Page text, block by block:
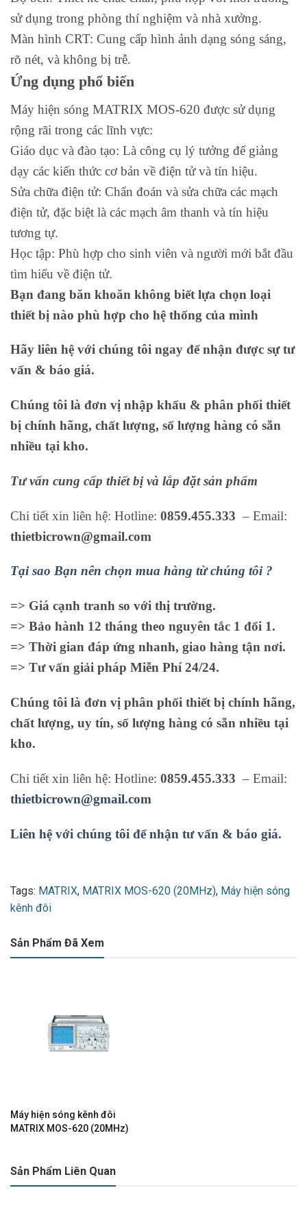
sử dụng trong phòng thí nghiệm và nhà xưởng.
Màn hình CRT: Cung cấp hình ảnh dạng sóng sáng,
rõ nét, và không bị trễ.
Ứng dụng phổ biến
Máy hiện sóng MATRIX MOS-620 được sử dụng
rộng rãi trong các lĩnh vực:
Giáo dục và đào tạo: Là công cụ lý tưởng để giảng
dạy các kiến thức cơ bản về điện tử và tín hiệu.
Sửa chữa điện tử: Chẩn đoán và sửa chữa các mạch
điện tử, đặc biệt là các mạch âm thanh và tín hiệu
tương tự.
Học tập: Phù hợp cho sinh viên và người mới bắt đầu
tìm hiểu về điện tử.
Bạn đang băn khoăn không biết lựa chọn loại
thiết bị nào phù hợp cho hệ thống của mình
Hãy liên hệ với chúng tôi ngay để nhận được sự tư
vấn & báo giá.
Chúng tôi là đơn vị nhập khẩu & phân phối thiết
bị chính hãng, chất lượng, số lượng hàng có sẵn
nhiều tại kho.
Tư vấn cung cấp thiết bị và lắp đặt sản phẩm
Chi tiết xin liên hệ: Hotline: 0859.455.333 – Email:
thietbicrown@gmail.com
Tại sao Bạn nên chọn mua hàng từ chúng tôi ?
=> Giá cạnh tranh so với thị trường.
=> Bảo hành 12 tháng theo nguyên tắc 1 đổi 1.
=> Thời gian đáp ứng nhanh, giao hàng tận nơi.
=> Tư vấn giải pháp Miễn Phí 24/24.
Chúng tôi là đơn vị phân phối thiết bị chính hãng,
chất lượng, uy tín, số lượng hàng có sẵn nhiều tại
kho.
Chi tiết xin liên hệ: Hotline: 0859.455.333 – Email:
thietbicrown@gmail.com
Liên hệ với chúng tôi để nhận tư vấn & báo giá.
Tags: MATRIX, MATRIX MOS-620 (20MHz), Máy hiện sóng
kênh đôi
Sản Phẩm Đã Xem
Máy hiện sóng kênh đôi
MATRIX MOS-620 (20MHz)
Sản Phẩm Liên Quan